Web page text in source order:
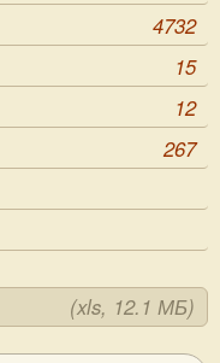
4732
15
12
267
(xls, 12.1 МБ)